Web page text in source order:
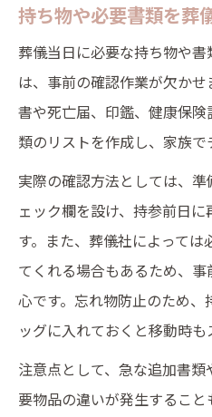
持ち物や必要書類を葬
葬儀当日に必要な持ち物や
は、事前の確認作業が欠か
書や死亡届、印鑑、健康保
類のリストを作成し、家族で
実際の確認方法としては、
ェック欄を設け、持参前日
す。また、葬儀社によって
てくれる場合もあるため、
心です。忘れ物防止のため
ッグに入れておくと移動時も
注意点として、急な追加書
要物品の違いが発生するこ